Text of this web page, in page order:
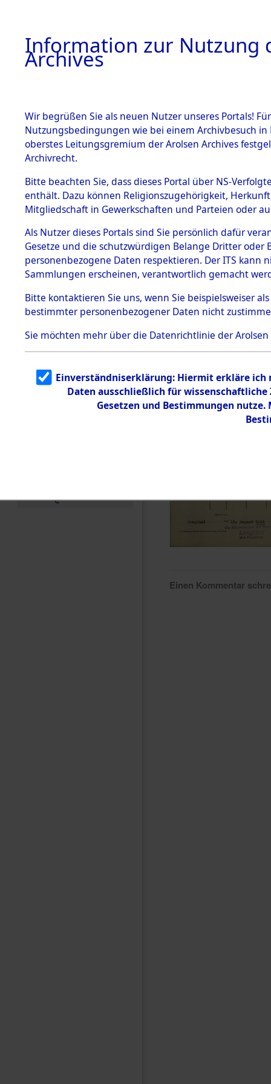
BESTÄNDE
1.
mente
5. Verschiedenes
5.3
Todesmärsche
5.3.1 Alliierte
Erhebungen
zu
Todesmärsch
en
5.3.2
g
5.3.3
Todesmärsch
e
0021
Einen Kommentar
Information zur Nutzung
Archives
Wir begrüßen Sie als neuen Nutzer unseres Portals!
Nutzungsbedingungen wie bei einem Archivbesuch
oberstes Leitungsgremium der Arolsen Archives
Archivrecht.
Bitte beachten Sie, dass dieses Portal über NS-
enthält. Dazu können Religionszugehörigkeit,
Mitgliedschaft in Gewerkschaften und Parteien oder
Als Nutzer dieses Portals sind Sie persönlich dafür
Gesetze und die schutzwürdigen Belange Dritter
personenbezogene Daten respektieren. Der ITS
Sammlungen erscheinen, verantwortlich gemacht
Bitte kontaktieren Sie uns, wenn Sie beispielsweiser
bestimmter personenbezogener Daten nicht
Sie möchten mehr über die Datenrichtlinie der Arolsen
Einverständniserklärung: Hiermit erkläre ich
Daten ausschließlich für
Gesetzen und Bestimmungen